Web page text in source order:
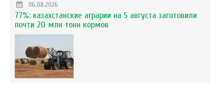
06.08.2026
77%: казахстанские аграрии на 5 августа заготовили
почти 20 млн тонн кормов